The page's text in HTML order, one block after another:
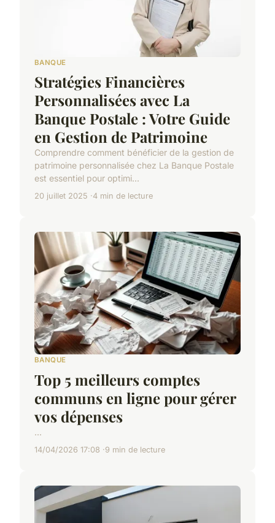
BANQUE
Stratégies Financières
Personnalisées avec La
Banque Postale : Votre Guide
en Gestion de Patrimoine
Comprendre comment bénéficier de la gestion de
patrimoine personnalisée chez La Banque Postale
est essentiel pour optimi...
20 juillet 2025 4 min de lecture
BANQUE
Top 5 meilleurs comptes
communs en ligne pour gérer
vos dépenses
...
14/04/2026 17:08 9 min de lecture